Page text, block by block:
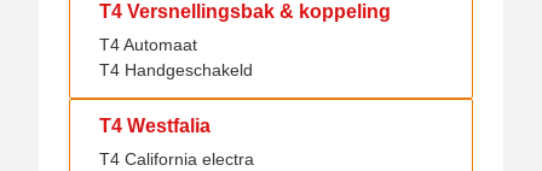
T4 Versnellingsbak & koppeling
T4 Automaat
T4 Handgeschakeld
T4 Westfalia
T4 California electra